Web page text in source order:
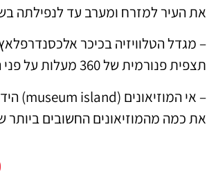
את העיר למזרח ומערב עד לנפילתה בשנת
תצפית פנורמית של 360 מעלות על פני העיר.
את כמה מהמוזיאונים החשובים ביותר